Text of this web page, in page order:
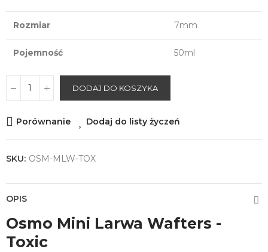
Rozmiar 7mm
Pojemność 50ml
DODAJ DO KOSZYKA
Porównanie Dodaj do listy życzeń
SKU: OSM-MLW-TOX
OPIS
Osmo Mini Larwa Wafters -
Toxic